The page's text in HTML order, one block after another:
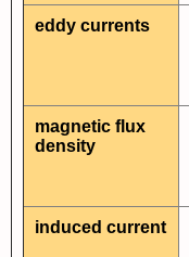
eddy currents
magnetic flux
density
induced current